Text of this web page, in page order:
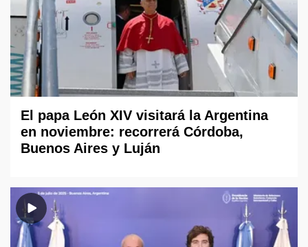
El papa León XIV visitará la Argentina
en noviembre: recorrerá Córdoba,
Buenos Aires y Luján